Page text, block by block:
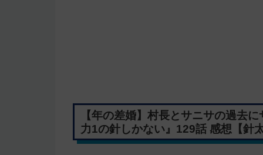
【年の差婚】村長とサニサの過去
力1の針しかない』129話 感想【針